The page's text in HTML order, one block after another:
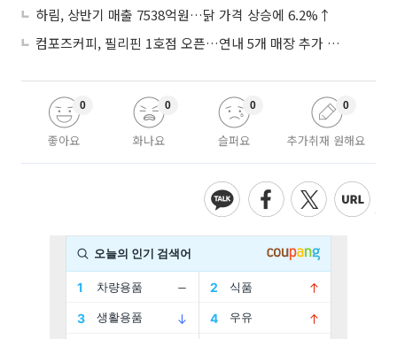
하림, 상반기 매출 7538억원…닭 가격 상승에 6.2%↑
컴포즈커피, 필리핀 1호점 오픈…연내 5개 매장 추가 출점
좋아요
0
화나요
0
슬퍼요
0
추가취재 원해요
0